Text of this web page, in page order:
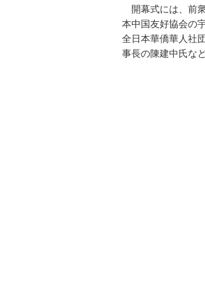
開幕式には、前
本中国友好協会の
全日本華僑華⼈社
事長の陳建中氏な